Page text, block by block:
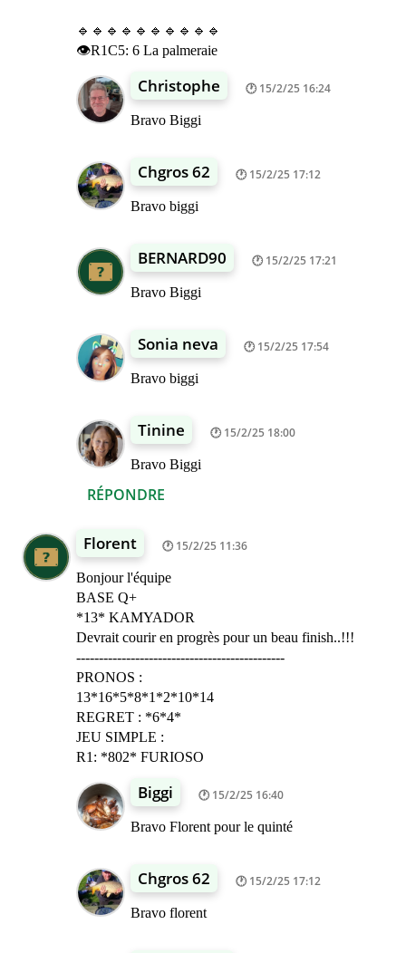
🔹🔹🔹🔹🔹🔹🔹🔹🔹🔹
👁️R1C5: 6 La palmeraie
RÉPONDRE
Christophe 15/2/25 16:24
Bravo Biggi
Chgros 62 15/2/25 17:12
Bravo biggi
BERNARD90 15/2/25 17:21
Bravo Biggi
Sonia neva 15/2/25 17:54
Bravo biggi
Tinine 15/2/25 18:00
Bravo Biggi
Florent 15/2/25 11:36
Bonjour l'équipe
BASE Q+
*13* KAMYADOR
Devrait courir en progrès pour un beau finish..!!!
----------------------------------------------
PRONOS :
13*16*5*8*1*2*10*14
REGRET : *6*4*
JEU SIMPLE :
R1: *802* FURIOSO
Biggi 15/2/25 16:40
Bravo Florent pour le quinté
Chgros 62 15/2/25 17:12
Bravo florent